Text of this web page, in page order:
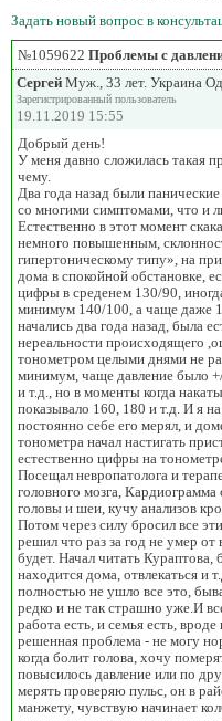
Задать новый вопрос в
№1059622 Проблемы с
Сергей Муж., 33 лет. Украина
Зарегистрированный пользователь
19.11.2019 15:55
Добрый день!
У меня давно сложилась такая
чему.
Два года назад были
со многими симптомами, что и
Естественно в этот момент
немного повышенным,
гипертоническому типу», на
дома в спокойной обстановке,
цифры в среденем 130/90,
минимум 140/100, а чаще даже
начались два года назад, была
нереальности происходящего
тонометром целыми днями не
минимум, чаще давление было
и т.д., но в моменты когда
показывало 160, 180 и т.д. И я
постоянно себе его мерял, и
тонометра начал настигать
естественно цифры на
Посещал невропатолога и
головного мозга,
головы и шеи, кучу анализов
Потом через силу бросил все
решил что раз за год не умер от
будет. Начал читать
находится дома, отвлекаться и
полностью не ушло все это,
редко и не так страшно уже.И
работа есть, и семья есть,
решенная проблема - не могу
когда болит голова, хочу
повысилось давление или по
мерять проверяю пульс, он в
манжету, чувствую начинает